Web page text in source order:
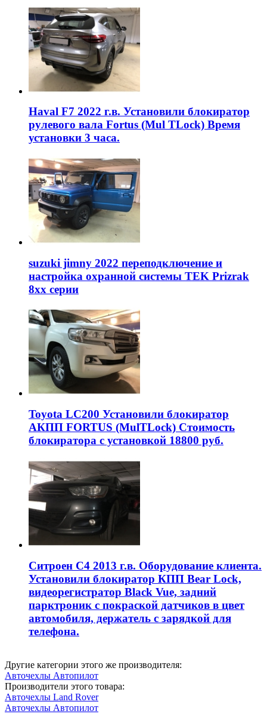
Haval F7 2022 г.в. Установили блокиратор
рулевого вала Fortus (Mul TLock) Время
установки 3 часа.
suzuki jimny 2022 переподключение и
настройка охранной системы TEK Prizrak
8xx серии
Toyota LC200 Установили блокиратор
АКПП FORTUS (MulTLock) Стоимость
блокиратора с установкой 18800 руб.
Ситроен С4 2013 г.в. Оборудование клиента.
Установили блокиратор КПП Bear Lock,
видеорегистратор Black Vue, задний
парктроник с покраской датчиков в цвет
автомобиля, держатель с зарядкой для
телефона.
Другие категории этого же производителя:
Авточехлы Автопилот
Производители этого товара:
Авточехлы Land Rover
Авточехлы Автопилот